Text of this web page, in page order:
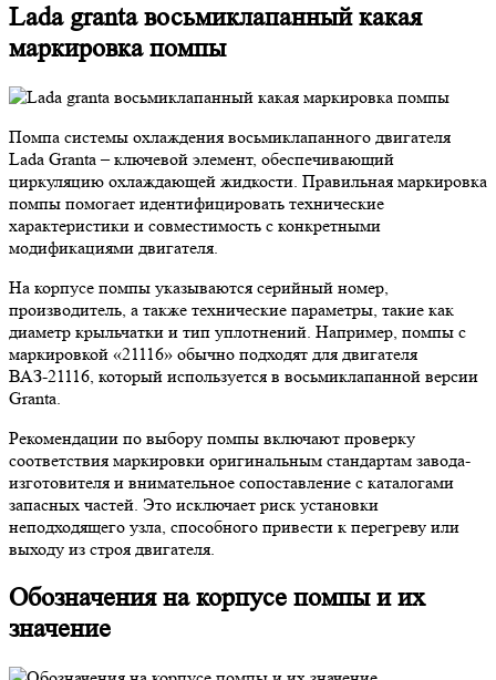
Lada granta восьмиклапанный какая
маркировка помпы
Помпа системы охлаждения восьмиклапанного двигателя
Lada Granta – ключевой элемент, обеспечивающий
циркуляцию охлаждающей жидкости. Правильная маркировка
помпы помогает идентифицировать технические
характеристики и совместимость с конкретными
модификациями двигателя.
На корпусе помпы указываются серийный номер,
производитель, а также технические параметры, такие как
диаметр крыльчатки и тип уплотнений. Например, помпы с
маркировкой «21116» обычно подходят для двигателя
ВАЗ-21116, который используется в восьмиклапанной версии
Granta.
Рекомендации по выбору помпы включают проверку
соответствия маркировки оригинальным стандартам завода-
изготовителя и внимательное сопоставление с каталогами
запасных частей. Это исключает риск установки
неподходящего узла, способного привести к перегреву или
выходу из строя двигателя.
Обозначения на корпусе помпы и их
значение